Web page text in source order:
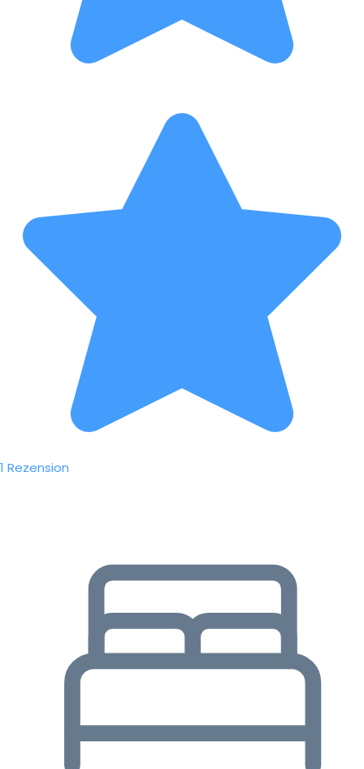
1 Rezension